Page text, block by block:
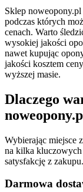
Sklep
podczas których
cenach. Warto
wysokiej jakości
nawet kupując
jakości kosztem
wyższej masie.
Dlaczego
Wybierając miejsce
na kilka kluczowych
satysfakcję z zakupu.
Darmowa